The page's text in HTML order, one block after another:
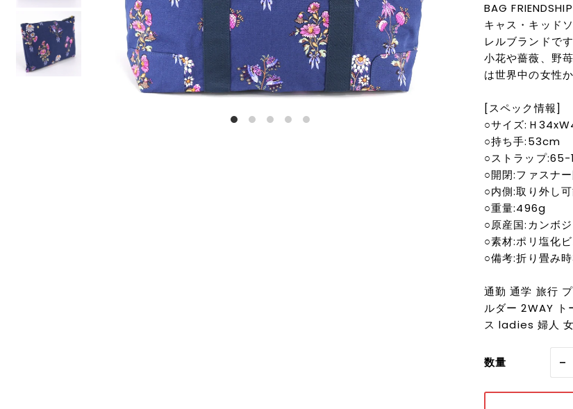
BAG
キャス・キッド
レルブランドです
小花や薔薇、野
は世界中の女性
[スペック情報]
○サイズ:Ｈ
○持ち手:53cm
○ストラップ
○開閉:ファスナ
○内側:取り外し
○重量:496g
○原産国:カンボ
○素材:ポリ塩化
○備考:折り畳み
通勤 通学 旅行
ルダー 2WAY ト
ス ladies 婦人
数量 -